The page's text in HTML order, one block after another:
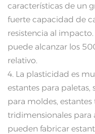
características de un
fuerte capacidad de
resistencia al
puede alcanzar los
relativo.
4. La plasticidad es
estantes para paletas,
para moldes,
tridimensionales para
pueden fabricar